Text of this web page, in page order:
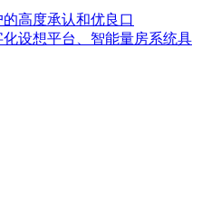
高度承认和优良口
设想平台、智能量房系统具